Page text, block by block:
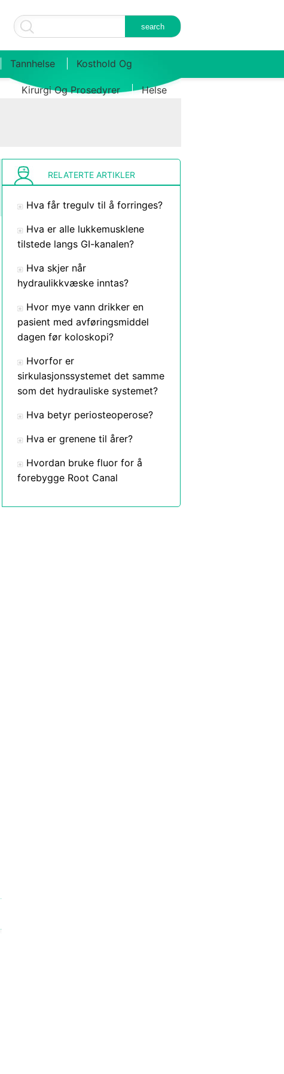
Tannhelse Kosthold Og
Kirurgi Og Prosedyrer Helse
RELATERTE ARTIKLER
Hva får tregulv til å forringes?
Hva er alle lukkemusklene
tilstede langs GI-kanalen?
Hva skjer når
hydraulikkvæske inntas?
Hvor mye vann drikker en
pasient med avføringsmiddel
dagen før koloskopi?
Hvorfor er
sirkulasjonssystemet det samme
som det hydrauliske systemet?
Hva betyr periosteoperose?
Hva er grenene til årer?
Hvordan bruke fluor for å
forebygge Root Canal